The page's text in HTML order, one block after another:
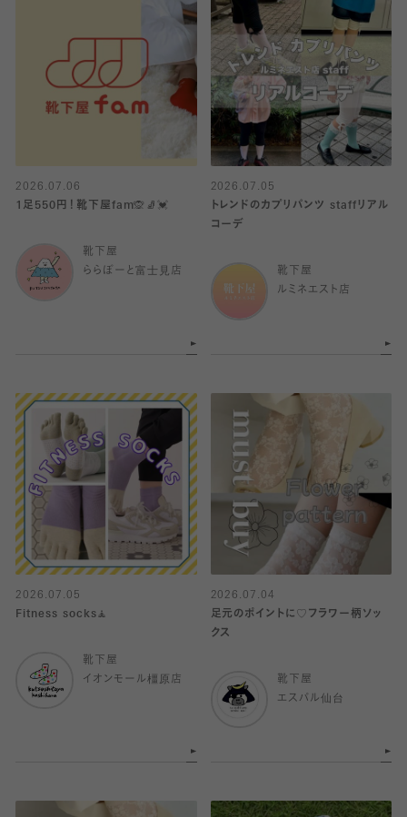
2026.07.06
1足550円！靴下屋fam🙊🧦💓
靴下屋
ららぽーと富士見店
2026.07.05
トレンドのカプリパンツ staffリアル
コーデ
靴下屋
ルミネエスト店
2026.07.05
Fitness socks🧘
靴下屋
イオンモール橿原店
2026.07.04
足元のポイントに♡フラワー柄ソッ
クス
靴下屋
エスパル仙台